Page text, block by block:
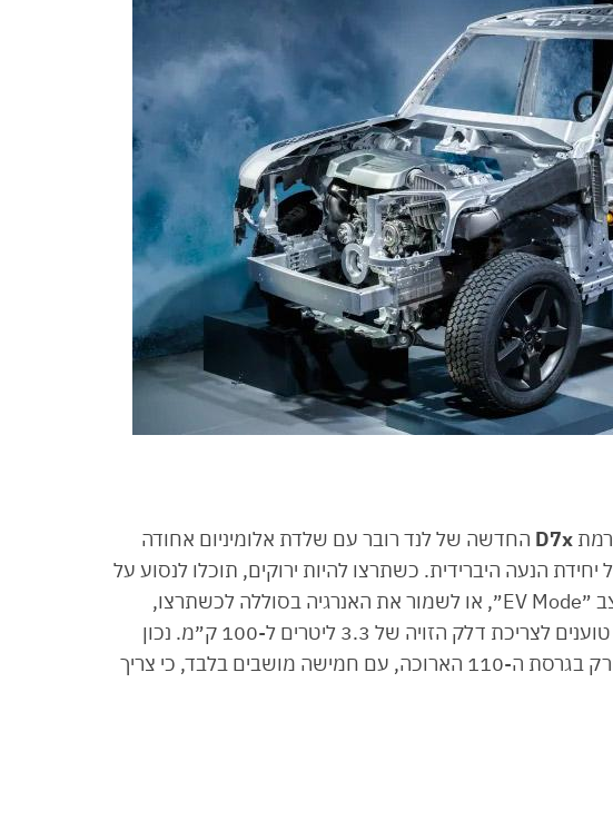
D7x החדשה של לנד רובר עם שלדת אלומיניום אחודה
הנעה היברידית. כשתרצו להיות ירוקים, תוכלו לנסוע על
חשמל בלבד לטווח של עד 43 ק״מ על מצב ״EV Mode״, או לשמור את האנרגיה בסוללה לכשתרצו,
באמצעות מצב "Save Mode". בלנד רובר טוענים לצריכת דלק הזויה של 3.3 ליטרים ל-100 ק״מ. נכון
לעכשיו, הדיפנדר ההיברידי נטען יהיה זמין רק בגרסת ה-110 הארוכה, עם חמישה מושבים בלבד, כי צריך